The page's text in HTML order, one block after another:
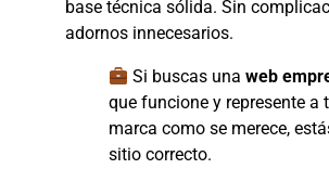
base técnica sólida. Sin
adornos innecesarios.
Si buscas unaweb
que funcione y represente a
marca como se merece,
sitio correcto.